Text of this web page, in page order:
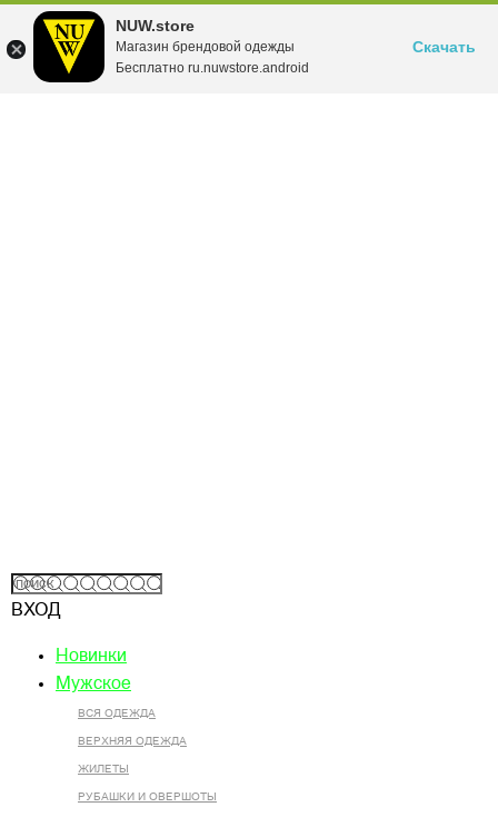
NUW.store
Магазин брендовой одежды
Бесплатно ru.nuwstore.android
Скачать
ВХОД
Новинки
Мужское
ВСЯ ОДЕЖДА
ВЕРХНЯЯ ОДЕЖДА
ЖИЛЕТЫ
РУБАШКИ И ОВЕРШОТЫ